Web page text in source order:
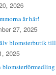
2026
är här!
27, 2025
blomsterbutik
2025